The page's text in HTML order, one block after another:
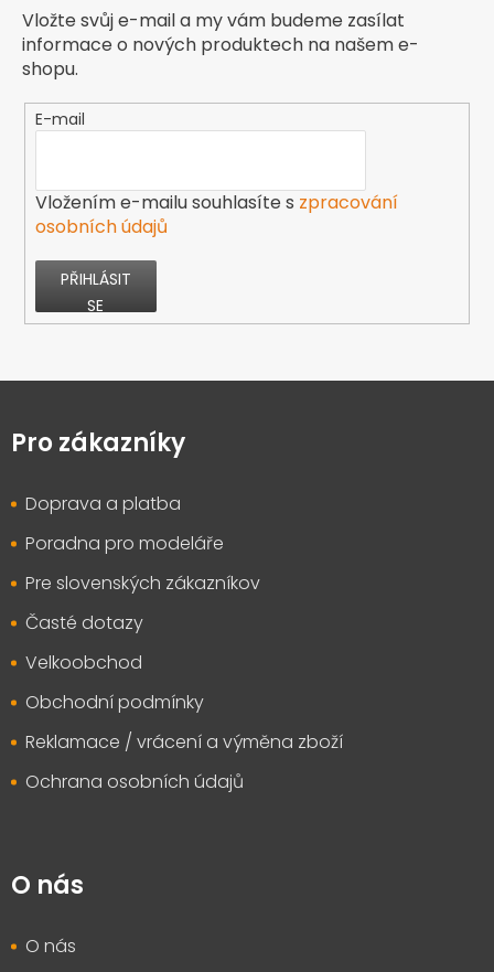
Vložte svůj e-mail a my vám budeme zasílat
informace o nových produktech na našem e-
shopu.
E-mail
Vložením e-mailu souhlasíte s zpracování
osobních údajů
PŘIHLÁSIT
SE
pPro zákazníky
Doprava a platba
Poradna pro modeláře
Pre slovenských zákazníkov
Časté dotazy
Velkoobchod
Obchodní podmínky
Reklamace / vrácení a výměna zboží
Ochrana osobních údajů
O nás
O nás